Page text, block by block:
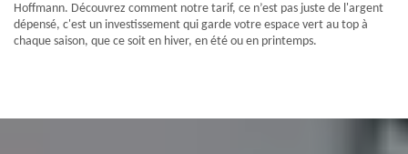
Hoffmann. Découvrez comment notre tarif, ce n’est pas juste de l'argent
dépensé, c'est un investissement qui garde votre espace vert au top à
chaque saison, que ce soit en hiver, en été ou en printemps.